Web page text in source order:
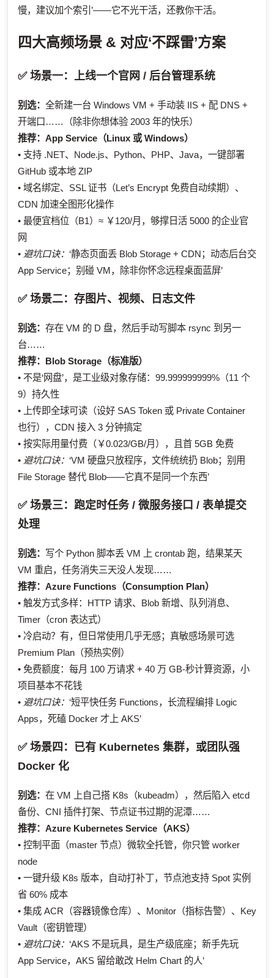
慢，建议加个索引’——它不光干活，还教你干活。
四大高频场景 & 对应‘不踩雷’方案
✅ 场景一：上线一个官网 / 后台管理系统
别选： 全新建一台 Windows VM + 手动装 IIS + 配 DNS +
开端口……（除非你想体验 2003 年的快乐）
推荐： App Service（Linux 或 Windows）
• 支持 .NET、Node.js、Python、PHP、Java，一键部署
GitHub 或本地 ZIP
• 域名绑定、SSL 证书（Let’s Encrypt 免费自动续期）、
CDN 加速全图形化操作
• 最便宜档位（B1）≈ ￥120/月，够撑日活 5000 的企业官
网
• 避坑口诀： ‘静态页面丢 Blob Storage + CDN；动态后台交
App Service；别碰 VM，除非你怀念远程桌面蓝屏’
✅ 场景二：存图片、视频、日志文件
别选： 存在 VM 的 D 盘，然后手动写脚本 rsync 到另一
台……
推荐： Blob Storage（标准版）
• 不是‘网盘’，是工业级对象存储：99.999999999%（11 个
9）持久性
• 上传即全球可读（设好 SAS Token 或 Private Container
也行），CDN 接入 3 分钟搞定
• 按实际用量付费（￥0.023/GB/月），且首 5GB 免费
• 避坑口诀： ‘VM 硬盘只放程序，文件统统扔 Blob；别用
File Storage 替代 Blob——它真不是同一个东西’
✅ 场景三：跑定时任务 / 微服务接口 / 表单提交
处理
别选： 写个 Python 脚本丢 VM 上 crontab 跑，结果某天
VM 重启，任务消失三天没人发现……
推荐： Azure Functions（Consumption Plan）
• 触发方式多样：HTTP 请求、Blob 新增、队列消息、
Timer（cron 表达式）
• 冷启动？有，但日常使用几乎无感；真敏感场景可选
Premium Plan（预热实例）
• 免费额度：每月 100 万请求 + 40 万 GB-秒计算资源，小
项目基本不花钱
• 避坑口诀： ‘短平快任务 Functions，长流程编排 Logic
Apps，死磕 Docker 才上 AKS’
✅ 场景四：已有 Kubernetes 集群，或团队强
Docker 化
别选： 在 VM 上自己搭 K8s（kubeadm），然后陷入 etcd
备份、CNI 插件打架、节点证书过期的泥潭……
推荐： Azure Kubernetes Service（AKS）
• 控制平面（master 节点）微软全托管，你只管 worker
node
• 一键升级 K8s 版本，自动打补丁，节点池支持 Spot 实例
省 60% 成本
• 集成 ACR（容器镜像仓库）、Monitor（指标告警）、Key
Vault（密钥管理）
• 避坑口诀： ‘AKS 不是玩具，是生产级底座；新手先玩
App Service，AKS 留给敢改 Helm Chart 的人’